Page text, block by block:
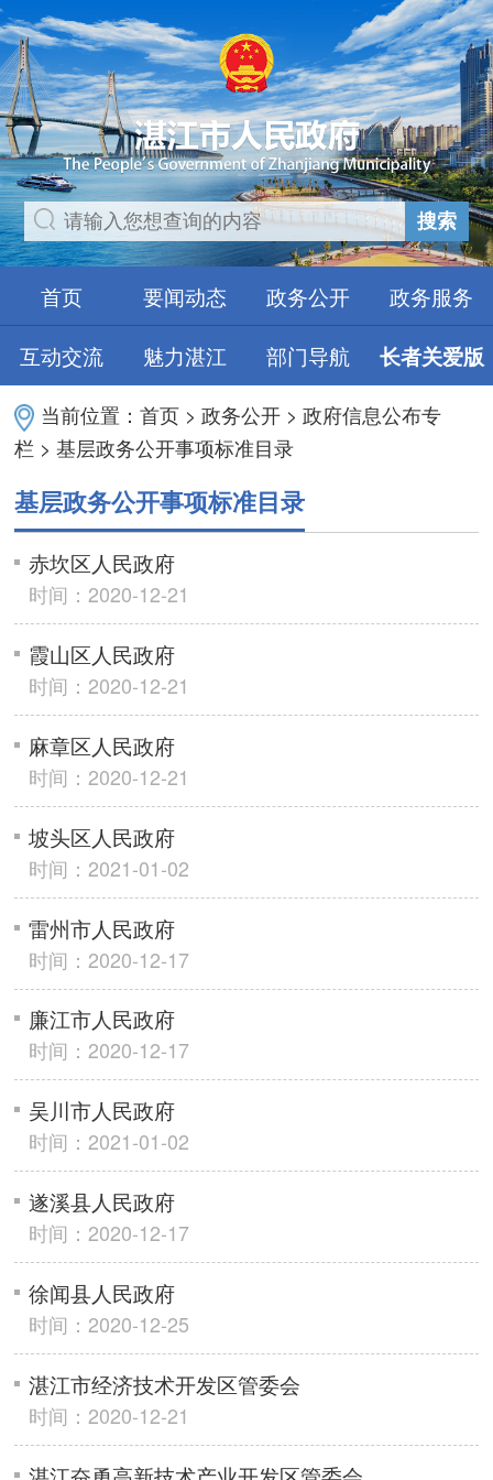
搜索
首页 要闻动态 政务公开
政务服务
互动交流
魅力湛江 部门导航 长者关爱版
当前位置：首页 >政务公开 >政府信息公布专
栏 >基层政务公开事项标准目录
基层政务公开事项标准目录
赤坎区人民政府
时间：2020-12-21
霞山区人民政府
时间：2020-12-21
麻章区人民政府
时间：2020-12-21
坡头区人民政府
时间：2021-01-02
雷州市人民政府
时间：2020-12-17
廉江市人民政府
时间：2020-12-17
吴川市人民政府
时间：2021-01-02
遂溪县人民政府
时间：2020-12-17
徐闻县人民政府
时间：2020-12-25
湛江市经济技术开发区管委会
时间：2020-12-21